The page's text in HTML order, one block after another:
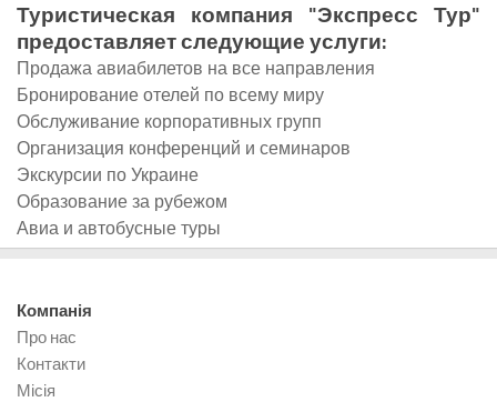
Туристическая компания "Экспресс Тур"
предоставляет следующие услуги:
Продажа авиабилетов на все направления
Бронирование отелей по всему миру
Обслуживание корпоративных групп
Организация конференций и семинаров
Экскурсии по Украине
Образование за рубежом
Авиа и автобусные туры
Компанія
Про нас
Контакти
Місія